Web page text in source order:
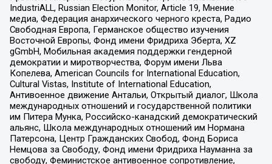
IndustriALL, Russian Election Monitor, Article 19, Мнение
медиа, Федерация анархического черного креста, Радио
Свободная Европа, Германское общество изучения
Восточной Европы, Фонд имени Фридриха Эберта, XZ
gGmbH, Мобильная академия поддержки гендерной
демократии и миротворчества, Форум имени Льва
Копелева, American Councils for International Education,
Cultural Vistas, Institute of International Education,
Антивоенное движение Антальи, Открытый диалог, Школа
международных отношений и государственной политики
им Питера Мунка, Российско-канадский демократический
альянс, Школа международных отношений им Нормана
Патерсона, Центр Гражданских Свобод, Фонд Бориса
Немцова за Свободу, Фонд имени Фридриха Науманна за
свободу, Феминистское антивоенное сопротивление,